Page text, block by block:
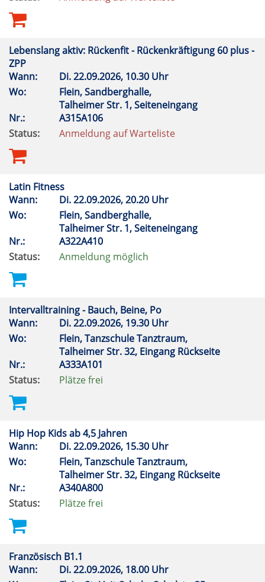
Lebenslang aktiv: Rückenfit - Rückenkräftigung 60 plus -
ZPP
Wann:
Di.22.09.2026, 10.30 Uhr
Wo:
Flein, Sandberghalle,
Talheimer Str. 1, Seiteneingang
Nr.:
A315A106
Status:
Anmeldung auf Warteliste
Latin Fitness
Wann:
Di.22.09.2026, 20.20 Uhr
Wo:
Flein, Sandberghalle,
Talheimer Str. 1, Seiteneingang
Nr.:
A322A410
Status:
Anmeldung möglich
Intervalltraining - Bauch, Beine, Po
Wann:
Di.22.09.2026, 19.30 Uhr
Wo:
Flein, Tanzschule Tanztraum,
Talheimer Str. 32, Eingang Rückseite
Nr.:
A333A101
Status:
Plätze frei
Hip Hop Kids ab 4,5 Jahren
Wann:
Di.22.09.2026, 15.30 Uhr
Wo:
Flein, Tanzschule Tanztraum,
Talheimer Str. 32, Eingang Rückseite
Nr.:
A340A800
Status:
Plätze frei
Französisch B1.1
Wann:
Di.22.09.2026, 18.00 Uhr